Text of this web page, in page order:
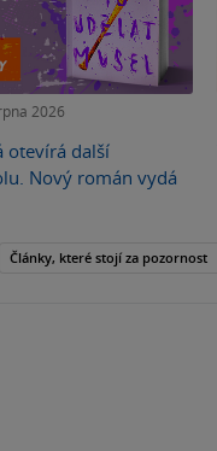
2026
otevírá další
Nový román vydá
Články, které stojí za pozornost